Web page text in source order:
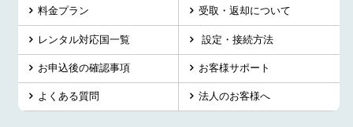
料金プラン
レンタル対応国一覧
お申込後の確認事項
よくある質問
受取・返却について
設定・接続方法
お客様サポート
法人のお客様へ